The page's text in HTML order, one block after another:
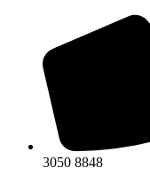
3050 8848